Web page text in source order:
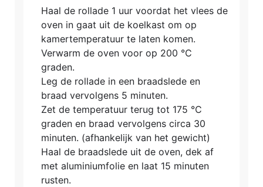
Haal de rollade 1 uur voordat het vlees de
oven in gaat uit de koelkast om op
kamertemperatuur te laten komen.
Verwarm de oven voor op 200 ℃
graden.
Leg de rollade in een braadslede en
braad vervolgens 5 minuten.
Zet de temperatuur terug tot 175 ℃
graden en braad vervolgens circa 30
minuten. (afhankelijk van het gewicht)
Haal de braadslede uit de oven, dek af
met aluminiumfolie en laat 15 minuten
rusten.